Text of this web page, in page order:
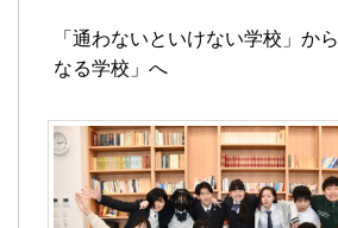
「通わないといけない学校」から
なる学校」へ